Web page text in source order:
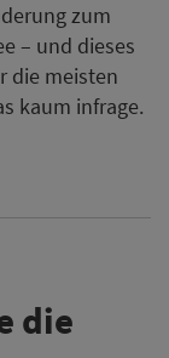
zum
– und dieses
die meisten
kaum infrage.
die